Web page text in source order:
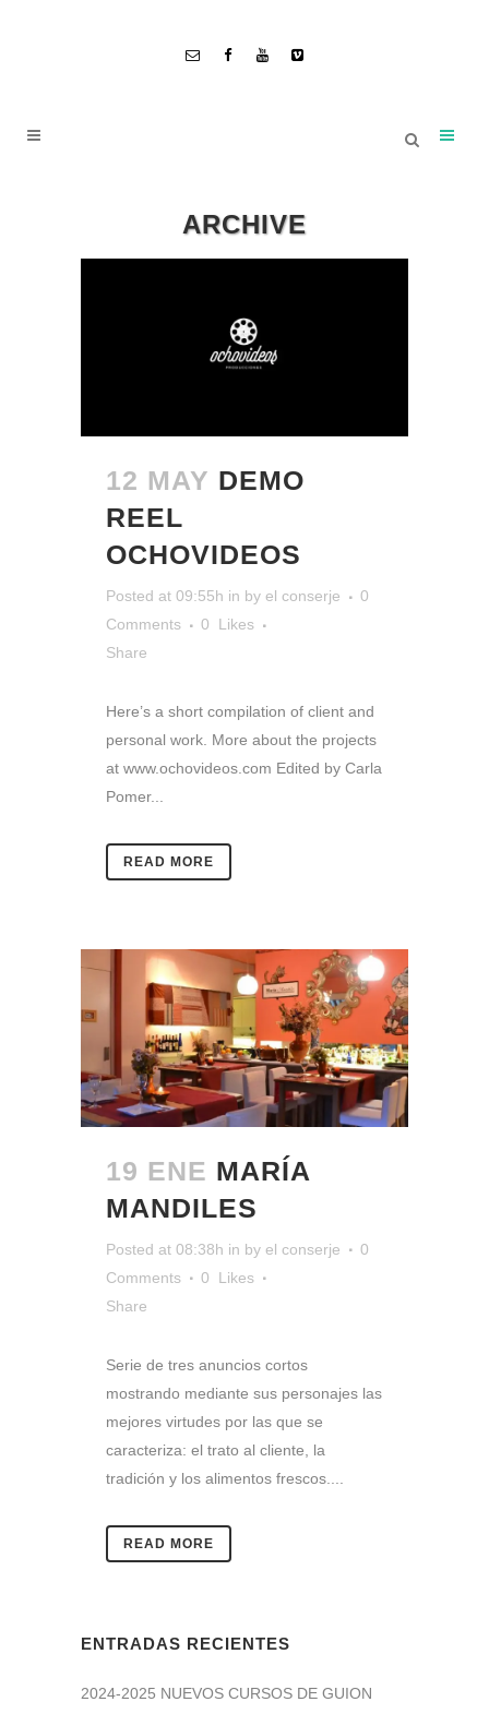
ARCHIVE
12 MAY DEMO
REEL
OCHOVIDEOS
Posted at 09:55h in by el conserje
0
Comments
0
Likes
Share
Here’s a short compilation of client and
personal work. More about the projects
at www.ochovideos.com Edited by Carla
Pomer...
READ MORE
19 ENE MARÍA
MANDILES
Posted at 08:38h in by el conserje
0
Comments
0
Likes
Share
Serie de tres anuncios cortos
mostrando mediante sus personajes las
mejores virtudes por las que se
caracteriza: el trato al cliente, la
tradición y los alimentos frescos....
READ MORE
ENTRADAS RECIENTES
2024-2025 NUEVOS CURSOS DE GUION